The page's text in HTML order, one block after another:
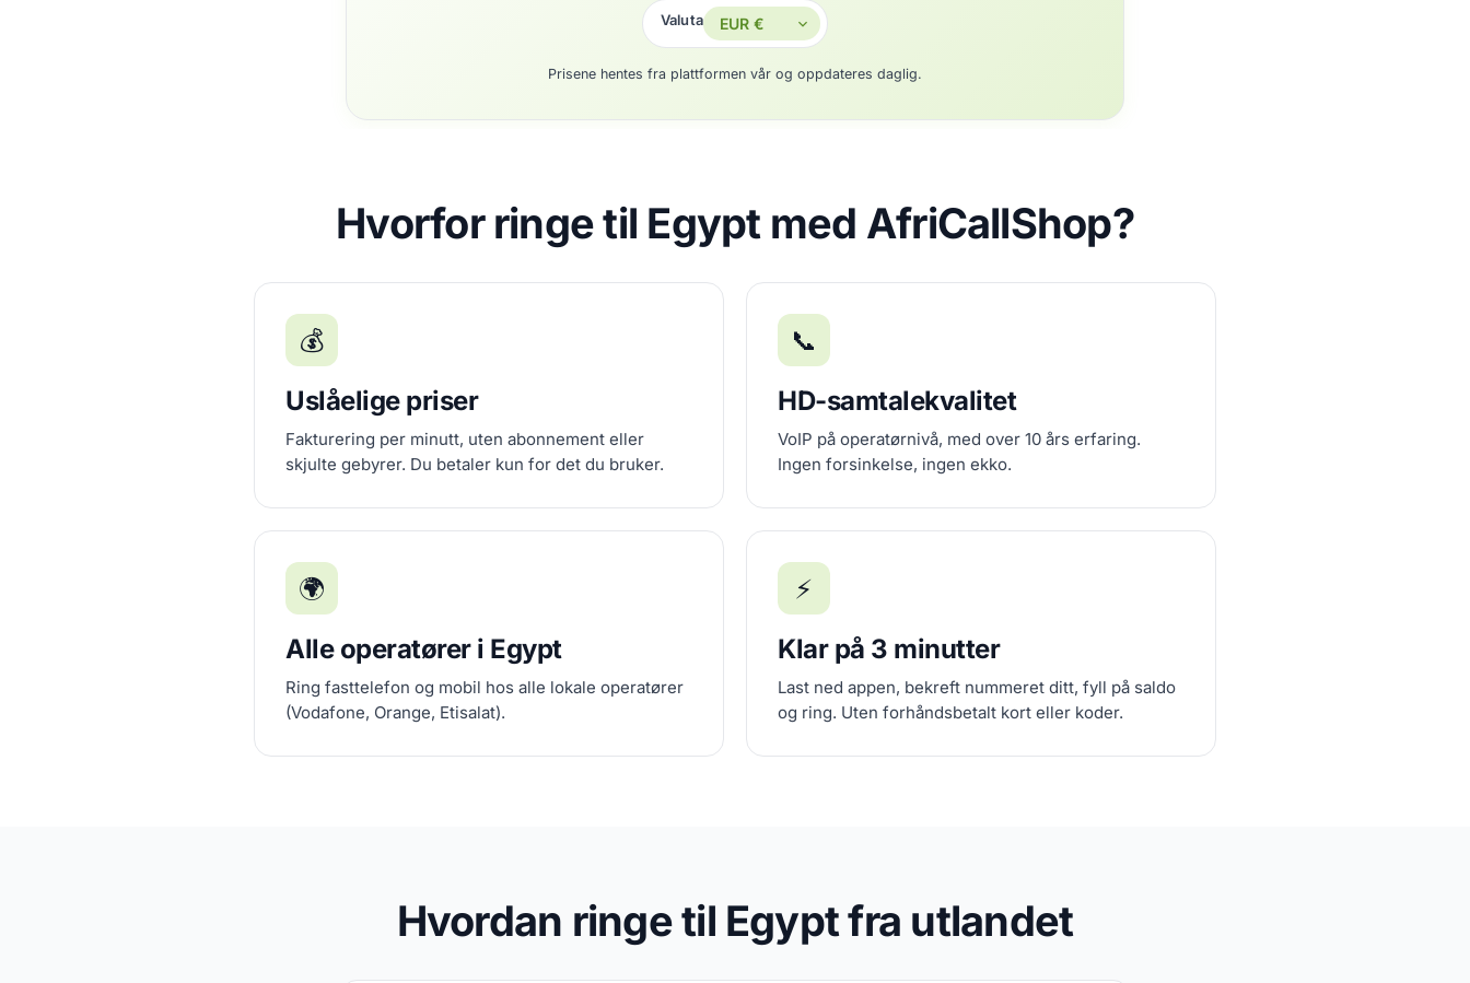
Valuta
Prisene hentes fra plattformen vår og oppdateres daglig.
Hvorfor ringe til Egypt med AfriCallShop?
💰
Uslåelige priser
Fakturering per minutt, uten abonnement eller
skjulte gebyrer. Du betaler kun for det du bruker.
📞
HD-samtalekvalitet
VoIP på operatørnivå, med over 10 års erfaring.
Ingen forsinkelse, ingen ekko.
🌍
Alle operatører i Egypt
Ring fasttelefon og mobil hos alle lokale operatører
(Vodafone, Orange, Etisalat).
⚡
Klar på 3 minutter
Last ned appen, bekreft nummeret ditt, fyll på saldo
og ring. Uten forhåndsbetalt kort eller koder.
Hvordan ringe til Egypt fra utlandet